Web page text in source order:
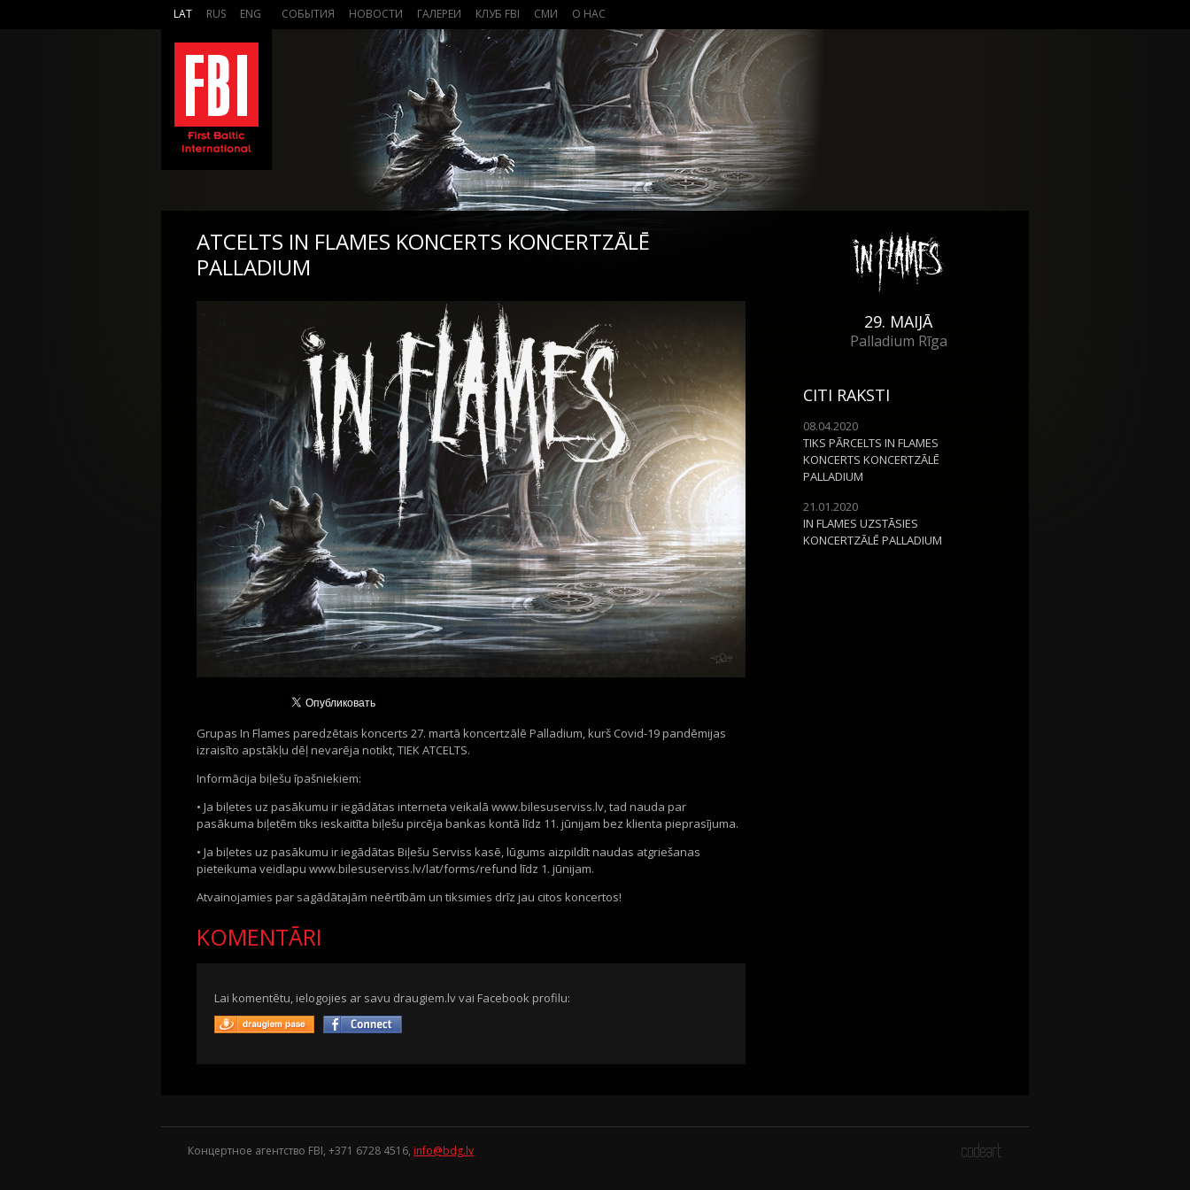
LAT RUS ENG СОБЫТИЯ НОВОСТИ ГАЛЕРЕИ КЛУБ FBI СМИ О НАС
ATCELTS IN FLAMES KONCERTS KONCERTZĀLĒ
PALLADIUM
Grupas In Flames paredzētais koncerts 27. martā koncertzālē Palladium, kurš Covid-19 pandēmijas
izraisīto apstākļu dēļ nevarēja notikt, TIEK ATCELTS.
Informācija biļešu īpašniekiem:
• Ja biļetes uz pasākumu ir iegādātas interneta veikalā www.bilesuserviss.lv, tad nauda par
pasākuma biļetēm tiks ieskaitīta biļešu pircēja bankas kontā līdz 11. jūnijam bez klienta pieprasījuma.
• Ja biļetes uz pasākumu ir iegādātas Biļešu Serviss kasē, lūgums aizpildīt naudas atgriešanas
pieteikuma veidlapu www.bilesuserviss.lv/lat/forms/refund līdz 1. jūnijam.
Atvainojamies par sagādātajām neērtībām un tiksimies drīz jau citos koncertos!
KOMENTĀRI
Lai komentētu, ielogojies ar savu draugiem.lv vai Facebook profilu:
29. MAIJĀ
Palladium Rīga
CITI RAKSTI
08.04.2020
TIKS PĀRCELTS IN FLAMES
KONCERTS KONCERTZĀLĒ
PALLADIUM
21.01.2020
IN FLAMES UZSTĀSIES
KONCERTZĀLĒ PALLADIUM
Концертное агентство FBI, +371 6728 4516, info@bdg.lv